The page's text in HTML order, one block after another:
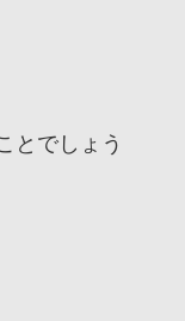
とでしょう